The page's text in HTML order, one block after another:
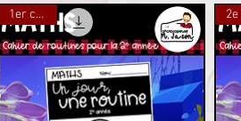
1er cycle